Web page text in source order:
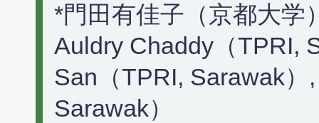
*門田有佳子（京都大学
Auldry Chaddy（TPRI,
San（TPRI, Sarawak
Sarawak）